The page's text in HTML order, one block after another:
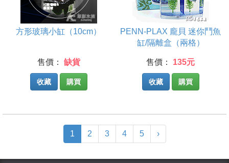
方形玻璃小缸（10cm）
售價： 缺貨
收藏 購買
PENN-PLAX 龐貝 迷你鬥魚
缸/隔離盒（兩格）
售價： 135元
收藏 購買
1 (current)
2 3 4 5 ›